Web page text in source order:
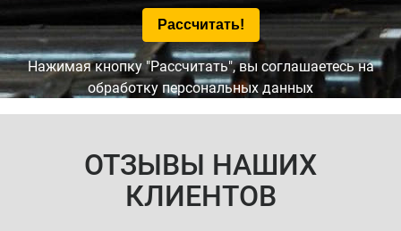
Нажимая кнопку "Рассчитать", вы соглашаетесь на
обработку персональных данных
ОТЗЫВЫ НАШИХ
КЛИЕНТОВ